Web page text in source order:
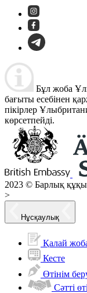
Бұл жоба
бағыты есебінен
пікірлер
көрсетпейді.
2023 © Барлық
>
Нұсқаулық
Қалай
Кесте
Өтінім
Сәтті